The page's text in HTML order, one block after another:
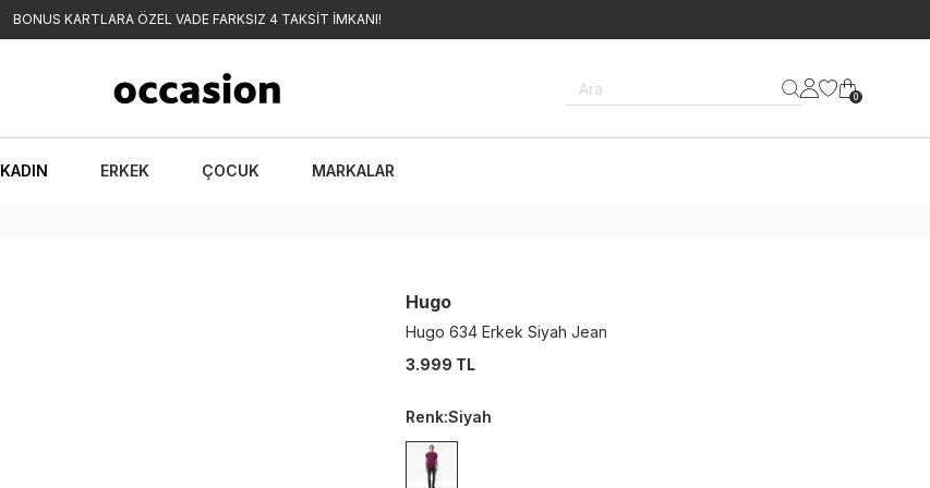
BONUS KARTLARA ÖZEL VADE FARKSIZ 4 TAKSİT İMKANI!
Ara 0
KADIN ERKEK ÇOCUK MARKALAR
Hugo
Hugo 634 Erkek Siyah Jean
3.999 TL
Renk:Siyah